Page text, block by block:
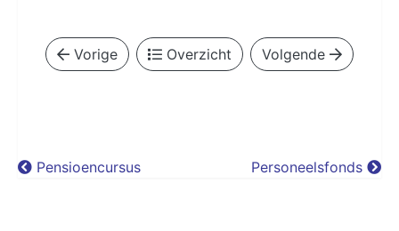
Vorige Overzicht Volgende
Pensioencursus Personeelsfonds